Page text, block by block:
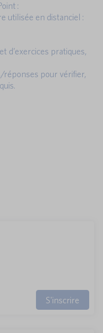
:
utilisée en distanciel :
d’exercices pratiques,
réponses pour vérifier,
S'inscrire